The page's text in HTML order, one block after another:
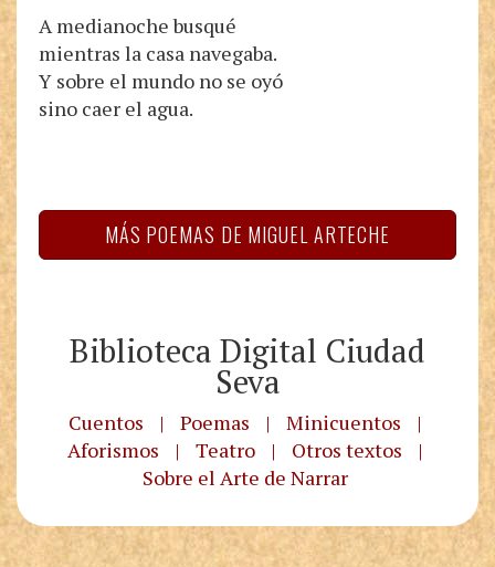
A medianoche busqué
mientras la casa navegaba.
Y sobre el mundo no se oyó
sino caer el agua.
MÁS POEMAS DE MIGUEL ARTECHE
Biblioteca Digital Ciudad
Seva
Cuentos | Poemas | Minicuentos
|
Aforismos
| Teatro | Otros textos
|
Sobre el Arte de Narrar